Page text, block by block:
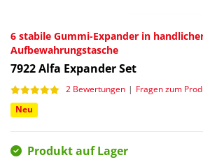
6 stabile Gummi-Expander in
Aufbewahrungstasche
7922Alfa Expander Set
2 Bewertungen | Fragen zum
Neu
Produkt auf Lager